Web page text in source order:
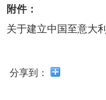
附件：
关于建立中国至意大
分享到：
Alt
加
波